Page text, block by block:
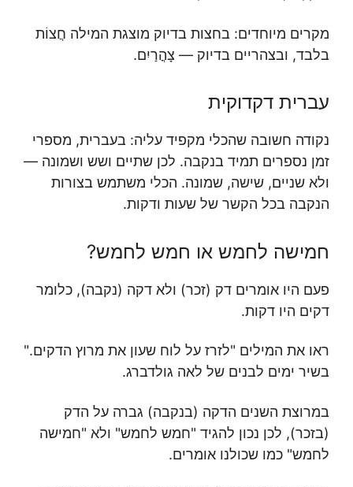
מקרים מיוחדים: בחצות בדיוק מוצגת המילה חֲצוֹת
בלבד, ובצהריים בדיוק — צָהֳרַיִם.
עברית דקדוקית
נקודה חשובה שהכלי מקפיד עליה: בעברית, מספרי
זמן נספרים תמיד בנקבה. לכן שתיים ושש ושמונה —
ולא שניים, שישה, שמונה. הכלי משתמש בצורות
הנקבה בכל הקשר של שעות ודקות.
חמישה לחמש או חמש לחמש?
פעם היו אומרים דק (זכר) ולא דקה (נקבה), כלומר
דקים היו דקות.
ראו את המילים "לזרז על לוח שעון את מרוץ הדקים."
בשיר ימים לבנים של לאה גולדברג.
במרוצת השנים הדקה (בנקבה) גברה על הדק
(בזכר), לכן נכון להגיד "חמש לחמש" ולא "חמישה
לחמש" כמו שכולנו אומרים.